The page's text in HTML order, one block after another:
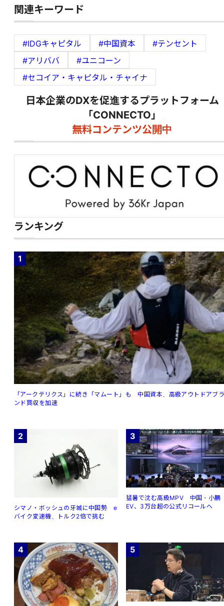
関連キーワード
#IDGキャピタル #中国資本
#テンセント
#アリババ
#ユニコーン
#セコイア・キャピタル・チャイナ
日本企業のDXを促進するプラットフォーム
「CONNECTO」
無料コンテンツ公開中
ランキング
1
「アークテリクス」に続き「マムート」も 中国資本、高級アウトドアブ
ンド買収を加速
2
シマノ・ボッシュの牙城に中国勢 e
バイク変速機、トルク2倍で挑む
3
猛暑で沈む高級MPV 中国・小鵬
EV、3万台超の公式リコールへ
4 5